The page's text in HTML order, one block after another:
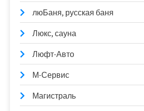
люБаня, русская баня
Люкс, сауна
Люфт-Авто
М-Сервис
Магистраль